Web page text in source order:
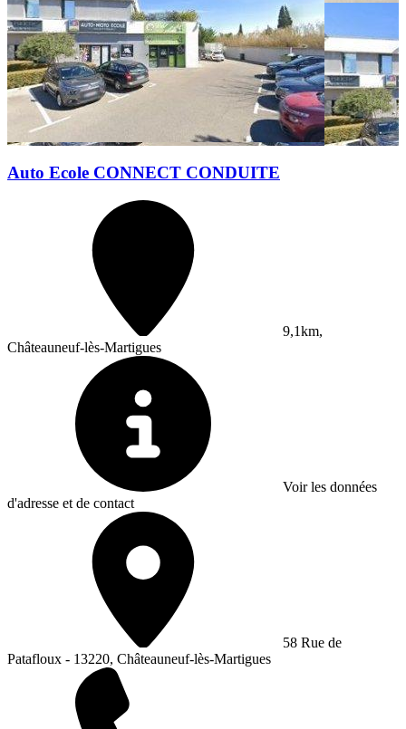
Auto Ecole CONNECT CONDUITE
9,1km,
Châteauneuf-lès-Martigues
Voir les données
d'adresse et de contact
58 Rue de
Patafloux - 13220, Châteauneuf-lès-Martigues